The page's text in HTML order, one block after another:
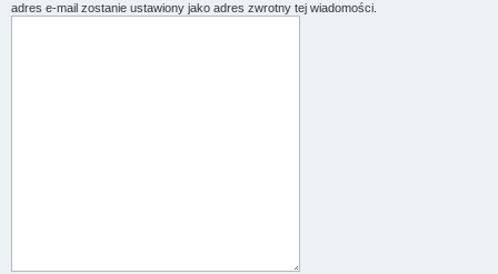
adres e-mail zostanie ustawiony jako adres zwrotny tej wiadomości.